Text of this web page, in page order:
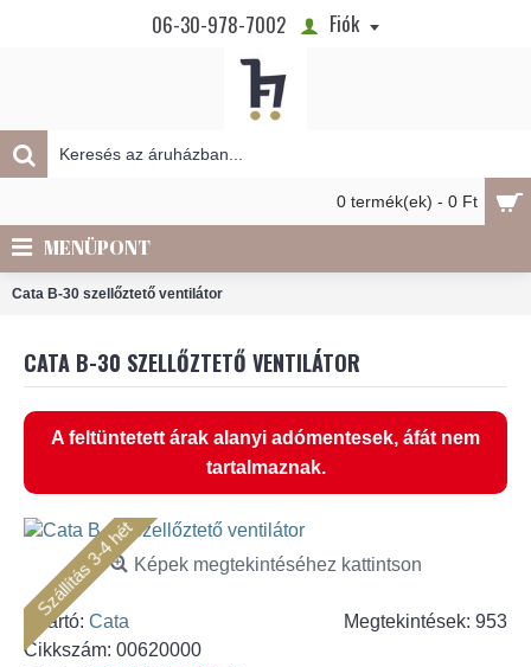
06-30-978-7002 Fiók
0 termék(ek) - 0 Ft
MENÜPONT
Cata B-30 szellőztető ventilátor
CATA B-30 SZELLŐZTETŐ VENTILÁTOR
A feltüntetett árak alanyi adómentesek, áfát nem
tartalmaznak.
Szállítás 3-4 hétKépek megtekintéséhez kattintson
Megtekintések: 953
Gyártó: Cata
Cikkszám: 00620000